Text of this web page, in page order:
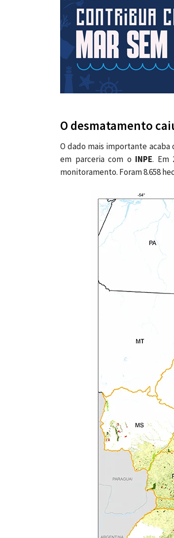
O desmatamento
O dado mais importante acaba
em parceria com o INPE. Em
monitoramento. Foram 8.658